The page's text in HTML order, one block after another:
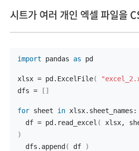
시트가 여러 개인 엑셀 파일을
import pandas as pd
xlsx = pd. ExcelFile(
dfs =
[]
for sheet in xlsx.sheet_names:
  df = pd.
read_excel (
)
  dfs.
append ( df )